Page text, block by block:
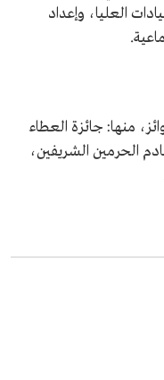
العليا، وإعداد
منها: جائزة العطاء
الحرمين الشريفين،